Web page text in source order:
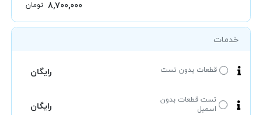
8,700,000 تومان
خدمات
رایگان قطعات بدون تست
رایگان
تست قطعات بدون
اسمبل